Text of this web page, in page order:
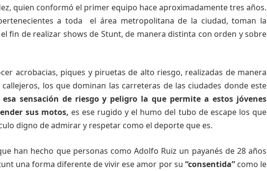
quien conformó el primer equipo hace aproximadamente tres años.
a toda el área metropolitana de la ciudad, toman la
fin de realizar shows de Stunt, de manera distinta con orden y sobre
acrobacias, piques y piruetas de alto riesgo, realizadas de manera
los que dominan las carreteras de las ciudades donde este
esa sensación de riesgo y peligro la que permite a estos jóvenes
sus motos, es ese rugido y el humo del tubo de escape los que
digno de admirar y respetar como el deporte que es.
han hecho que personas como Adolfo Ruiz un payanés de 28 años
una forma diferente de vivir ese amor por su “consentida”como le